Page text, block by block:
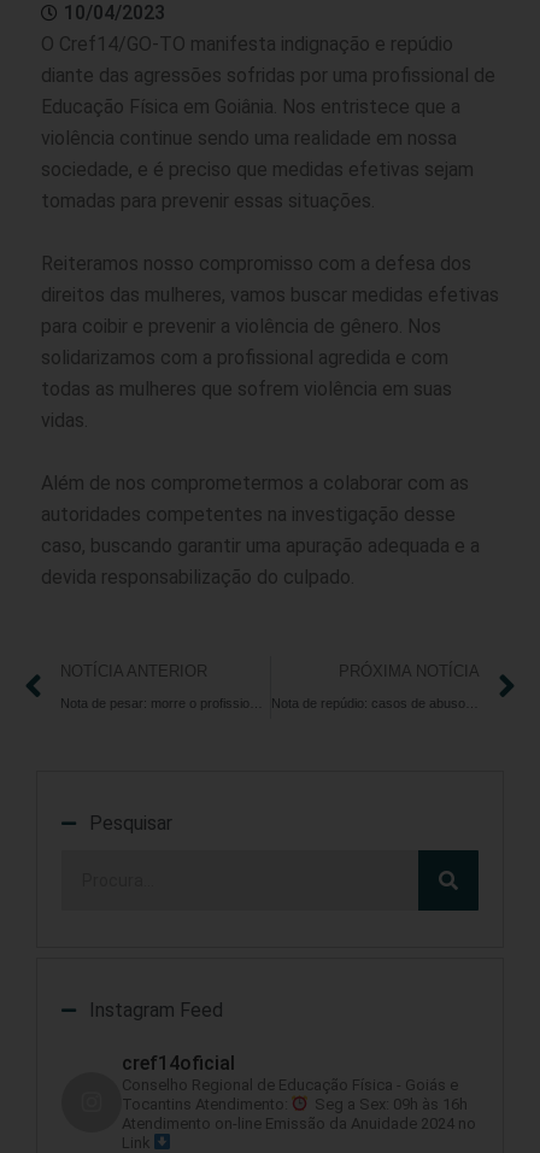
10/04/2023
O Cref14/GO-TO manifesta indignação e repúdio
diante das agressões sofridas por uma profissional de
Educação Física em Goiânia. Nos entristece que a
violência continue sendo uma realidade em nossa
sociedade, e é preciso que medidas efetivas sejam
tomadas para prevenir essas situações.
Reiteramos nosso compromisso com a defesa dos
direitos das mulheres, vamos buscar medidas efetivas
para coibir e prevenir a violência de gênero. Nos
solidarizamos com a profissional agredida e com
todas as mulheres que sofrem violência em suas
vidas.
Além de nos comprometermos a colaborar com as
autoridades competentes na investigação desse
caso, buscando garantir uma apuração adequada e a
devida responsabilização do culpado.
NOTÍCIA ANTERIOR PRÓXIMA NOTÍCIA
Pesquisar
Instagram Feed
cref14oficial
Conselho Regional de Educação Física - Goiás e
Tocantins Atendimento:
Seg a Sex: 09h às 16h
Atendimento on-line Emissão da Anuidade 2024 no
Link